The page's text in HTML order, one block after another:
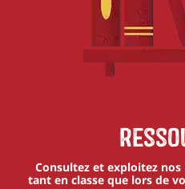
Consultez et exploitez nos
tant en classe que lors de